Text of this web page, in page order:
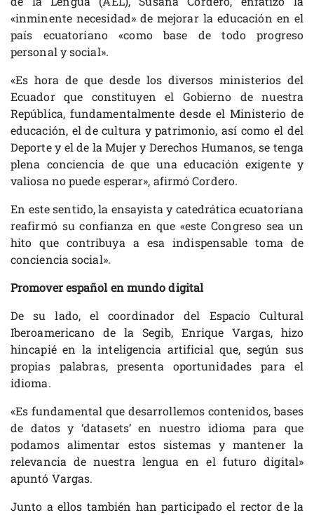
«inminente necesidad» de mejorar la educación en el
país ecuatoriano «como base de todo progreso
personal y social».
«Es hora de que desde los diversos ministerios del
Ecuador que constituyen el Gobierno de nuestra
República, fundamentalmente desde el Ministerio de
educación, el de cultura y patrimonio, así como el del
Deporte y el de la Mujer y Derechos Humanos, se tenga
plena conciencia de que una educación exigente y
valiosa no puede esperar», afirmó Cordero.
En este sentido, la ensayista y catedrática ecuatoriana
reafirmó su confianza en que «este Congreso sea un
hito que contribuya a esa indispensable toma de
conciencia social».
Promover español en mundo digital
De su lado, el coordinador del Espacio Cultural
Iberoamericano de la Segib, Enrique Vargas, hizo
hincapié en la inteligencia artificial que, según sus
propias palabras, presenta oportunidades para el
idioma.
«Es fundamental que desarrollemos contenidos, bases
de datos y ‘datasets’ en nuestro idioma para que
podamos alimentar estos sistemas y mantener la
relevancia de nuestra lengua en el futuro digital»
apuntó Vargas.
Junto a ellos también han participado el rector de la